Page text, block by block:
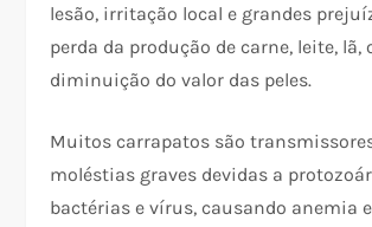
lesão, irritação local e grandes
perda da produção de carne, leite, lã,
diminuição do valor das peles.
Muitos carrapatos são
moléstias graves devidas a
bactérias e vírus, causando anemia